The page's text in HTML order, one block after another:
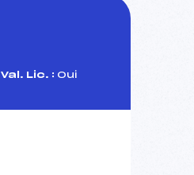
Val. Lic. : Oui